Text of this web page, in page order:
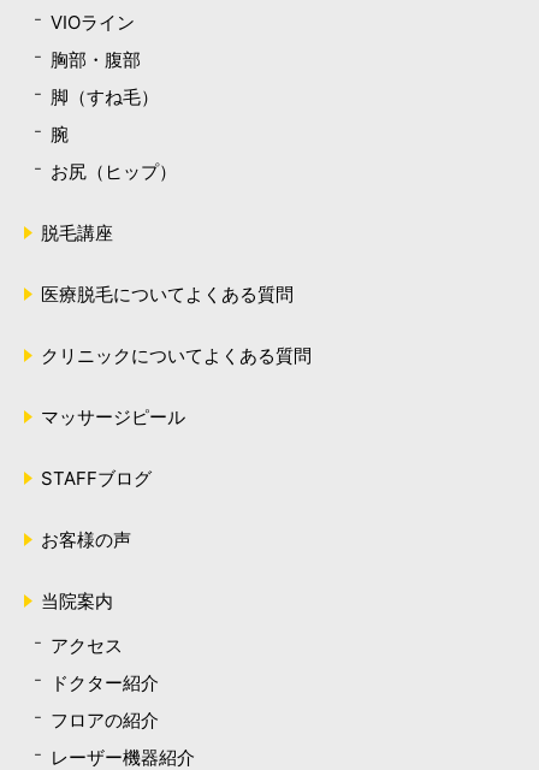
VIOライン
胸部・腹部
脚（すね毛）
腕
お尻（ヒップ）
脱毛講座
医療脱毛についてよくある質問
クリニックについてよくある質問
マッサージピール
STAFFブログ
お客様の声
当院案内
アクセス
ドクター紹介
フロアの紹介
レーザー機器紹介